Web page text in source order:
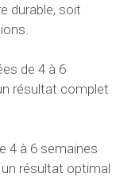
durable, soit
de 4 à 6
résultat complet
4 à 6 semaines
résultat optimal